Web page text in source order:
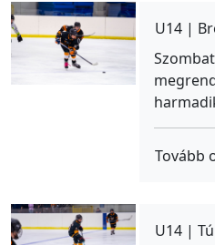
U14 |
Tovább
U14 |